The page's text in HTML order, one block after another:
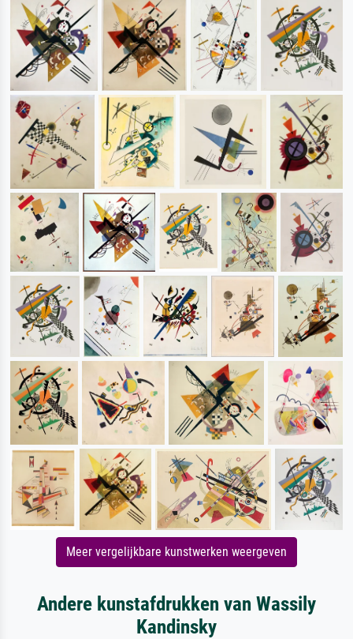
Meer vergelijkbare kunstwerken weergeven
Andere kunstafdrukken van Wassily
Kandinsky